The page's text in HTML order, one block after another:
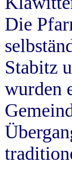
Die
Stabitz
wurden